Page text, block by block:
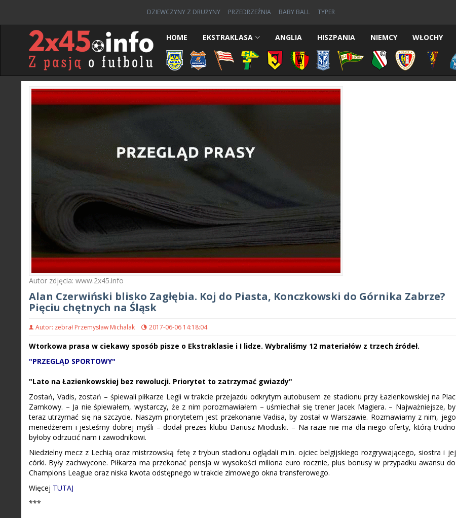
DZIEWCZYNY Z DRUŻYNY PRZEDRZEŹNIA BABY BALL TYPER
HOME EKSTRAKLASA ANGLIA HISZPANIA NIEMCY WŁOCHY
Autor zdjęcia: www.2x45.info
Alan Czerwiński blisko Zagłębia. Koj do Piasta, Konczkowski do Górnika Zabrze?
Pięciu chętnych na Śląsk
Autor: zebrał Przemysław Michalak 2017-06-06 14:18:04
Wtorkowa prasa w ciekawy sposób pisze o Ekstraklasie i I lidze. Wybraliśmy 12 materiałów z trzech źródeł.
"PRZEGLĄD SPORTOWY"
"Lato na Łazienkowskiej bez rewolucji. Priorytet to zatrzymać gwiazdy"
Zostań, Vadis, zostań – śpiewali piłkarze Legii w trakcie przejazdu odkrytym autobusem ze stadionu przy Łazienkowskiej na Plac
Zamkowy. – Ja nie śpiewałem, wystarczy, że z nim porozmawiałem – uśmiechał się trener Jacek Magiera. – Najważniejsze, by
teraz utrzymać się na szczycie. Naszym priorytetem jest przekonanie Vadisa, by został w Warszawie. Rozmawiamy z nim, jego
menedżerem i jesteśmy dobrej myśli – dodał prezes klubu Dariusz Mioduski. – Na razie nie ma dla niego oferty, którą trudno
byłoby odrzucić nam i zawodnikowi.
Niedzielny mecz z Lechią oraz mistrzowską fetę z trybun stadionu oglądali m.in. ojciec belgijskiego rozgrywającego, siostra i jej
córki. Były zachwycone. Piłkarza ma przekonać pensja w wysokości miliona euro rocznie, plus bonusy w przypadku awansu do
Champions League oraz niska kwota odstępnego w trakcie zimowego okna transferowego.
Więcej TUTAJ
***